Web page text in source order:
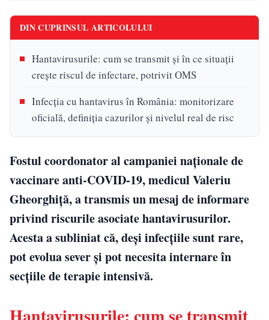
DIN CUPRINSUL ARTICOLULUI
Hantavirusurile: cum se transmit și în ce situații
crește riscul de infectare, potrivit OMS
Infecția cu hantavirus în România: monitorizare
oficială, definiția cazurilor și nivelul real de risc
Fostul coordonator al campaniei naționale de
vaccinare anti-COVID-19, medicul Valeriu
Gheorghiță, a transmis un mesaj de informare
privind riscurile asociate hantavirusurilor.
Acesta a subliniat că, deși infecțiile sunt rare,
pot evolua sever și pot necesita internare în
secțiile de terapie intensivă.